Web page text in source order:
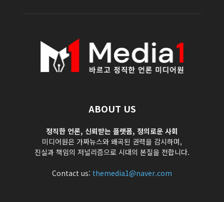
ABOUT US
정직한 언론, 신뢰받는 플랫폼, 정의로운 사회
미디어원은 가짜뉴스와 왜곡된 권력을 감시하며,
진실과 책임의 저널리즘으로 시대의 본질을 전합니다.
Contact us: themedia1@naver.com